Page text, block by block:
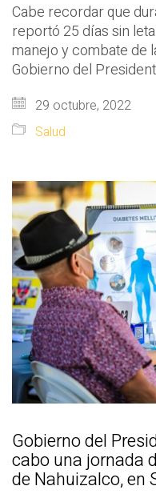
Cabe recordar que
reportó 25 días sin
manejo y combate de
Gobierno del
29 octubre, 2022
Salud
Gobierno del
cabo una jornada
de Nahuizalco, en